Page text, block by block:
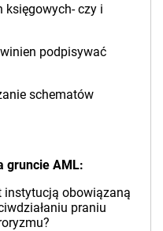
księgowych- czy i
podpisywać
schematów
gruncie AML:
instytucją obowiązaną
praniu